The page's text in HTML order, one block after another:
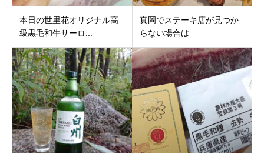
本日の世里花オリジナル高
級黒毛和牛サーロ...
真岡でステーキ店が見つか
らない場合は